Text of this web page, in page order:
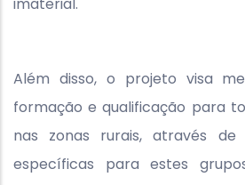
Além disso, o projeto visa
formação e qualificação para
nas zonas rurais, através
específicas para estes